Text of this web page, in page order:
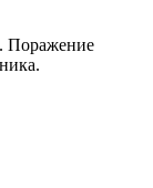
Поражение